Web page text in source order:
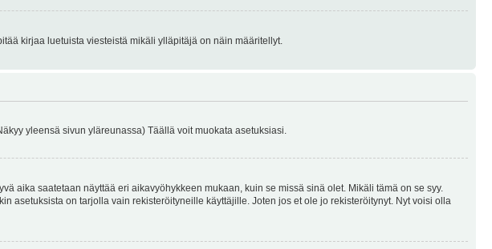
kirjaa luetuista viesteistä mikäli ylläpitäjä on näin määritellyt.
yleensä sivun yläreunassa) Täällä voit muokata asetuksiasi.
aika saatetaan näyttää eri aikavyöhykkeen mukaan, kuin se missä sinä olet. Mikäli tämä on se syy.
asetuksista on tarjolla vain rekisteröityneille käyttäjille. Joten jos et ole jo rekisteröitynyt. Nyt voisi olla